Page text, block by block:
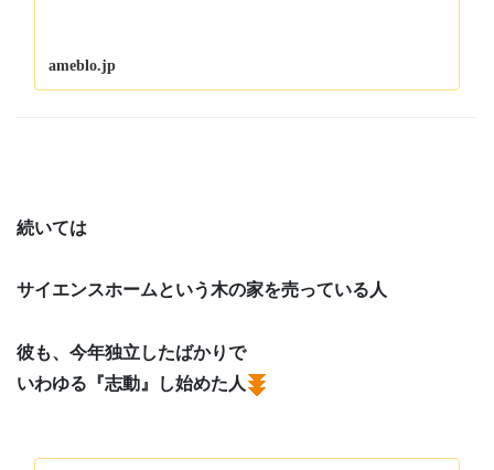
ameblo.jp
続いては
サイエンスホームという木の家を売っている人
彼も、今年独立したばかりで
いわゆる『志動』し始めた人